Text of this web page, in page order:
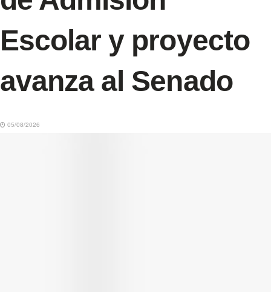
Escolar y proyecto
avanza al Senado
05/08/2026